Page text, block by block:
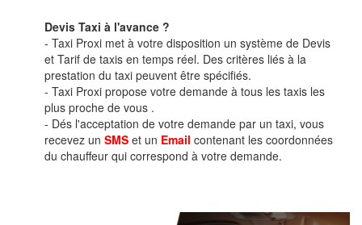
Devis Taxi à l'avance ?
- Taxi Proxi met à votre disposition un système de Devis
et Tarif de taxis en temps réel. Des critères liés à la
prestation du taxi peuvent être spécifiés.
- Taxi Proxi propose votre demande à tous les taxis les
plus proche de vous .
- Dés l'acceptation de votre demande par un taxi, vous
recevez un SMS et un Email contenant les coordonnées
du chauffeur qui correspond à votre demande.